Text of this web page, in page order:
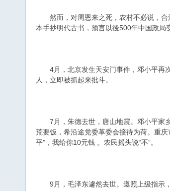
然而，对周恩来之死，农村不必说，合
本手抄明代古书，预言以後500年中国政局
4月，北京发生天安门事件，邓小平再次
人，立即被抓起来批斗。
7月，朱德去世，唐山地震。邓小平家乡
荒要饭，希沿途党委革委会接待为荷。重
平”，我给你10元钱 。农民摇头说“不”。
9月，毛泽东遽然去世。遵照上级指示，